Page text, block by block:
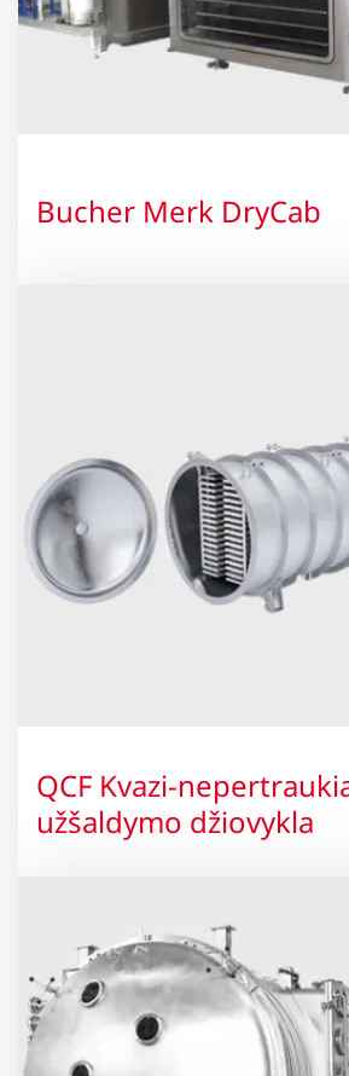
Bucher Merk DryCab
QCF Kvazi-
užšaldymo džiovykla